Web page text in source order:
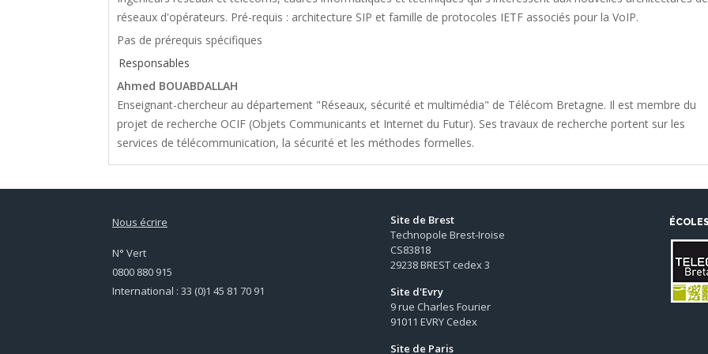
réseaux d'opérateurs. Pré-requis : architecture SIP et famille de protocoles IETF associés pour la VoIP.
Pas de prérequis spécifiques
Responsables
Ahmed BOUABDALLAH
Enseignant-chercheur au département "Réseaux, sécurité et multimédia" de Télécom Bretagne. Il est membre du
projet de recherche OCIF (Objets Communicants et Internet du Futur). Ses travaux de recherche portent sur les
services de télécommunication, la sécurité et les méthodes formelles.
Nous écrire
N° Vert
0800 880 915
International : 33 (0)1 45 81 70 91
Site de Brest
Technopole Brest-Iroise
CS83818
29238 BREST cedex 3
Site d'Evry
9 rue Charles Fourier
91011 EVRY Cedex
Site de Paris
ÉCOLES